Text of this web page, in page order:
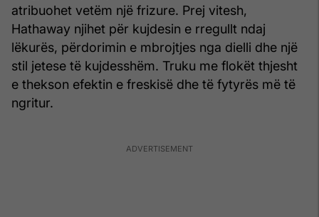
atribuohet vetëm një frizure. Prej vitesh,
Hathaway njihet për kujdesin e rregullt ndaj
lëkurës, përdorimin e mbrojtjes nga dielli dhe një
stil jetese të kujdesshëm. Truku me flokët thjesht
e thekson efektin e freskisë dhe të fytyrës më të
ngritur.